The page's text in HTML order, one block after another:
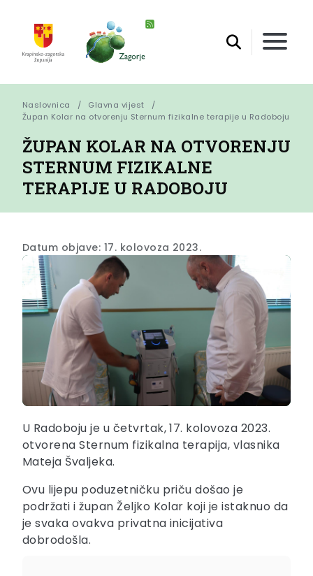
Naslovnica
Glavna vijest
Župan Kolar na otvorenju Sternum fizikalne terapije u Radoboju
ŽUPAN KOLAR NA OTVORENJU
STERNUM FIZIKALNE
TERAPIJE U RADOBOJU
Datum objave: 17. kolovoza 2023.
U Radoboju je u četvrtak, 17. kolovoza 2023.
otvorena Sternum fizikalna terapija, vlasnika
Mateja Švaljeka.
Ovu lijepu poduzetničku priču došao je
podržati i župan Željko Kolar koji je istaknuo da
je svaka ovakva privatna inicijativa
dobrodošla.